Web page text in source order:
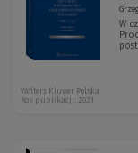
W
Wolters Kluwer Polska
Rok publikacji: 2021